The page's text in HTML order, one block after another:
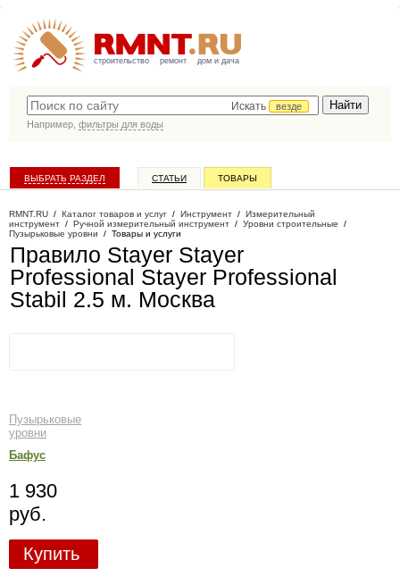
строительство ремонт дом и дача
Искать
везде
Например, фильтры для воды
ВЫБРАТЬ РАЗДЕЛ СТАТЬИ ТОВАРЫ
RMNT.RU / Каталог товаров и услуг / Инструмент / Измерительный
инструмент / Ручной измерительный инструмент / Уровни строительные /
Пузырьковые уровни / Товары и услуги
Правило Stayer Stayer
Professional Stayer Professional
Stabil 2.5 м. Москва
Пузырьковые
уровни
Бафус
1 930
руб.
Купить